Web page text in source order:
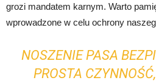
grozi mandatem karnym. Warto
wprowadzone w celu ochrony
NOSZENIE PASA
PROSTA